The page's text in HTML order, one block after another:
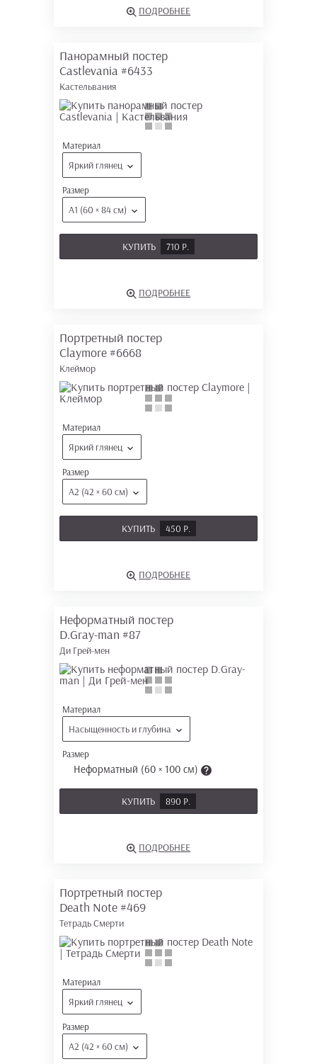
ПОДРОБНЕЕ
Панорамный постер
Castlevania #6433
Кастельвания
Материал
Яркий глянец
Размер
А1 (60 × 84 см)
КУПИТЬ 710 Р.
ПОДРОБНЕЕ
Портретный постер
Claymore #6668
Клеймор
Материал
Яркий глянец
Размер
А2 (42 × 60 см)
КУПИТЬ 450 Р.
ПОДРОБНЕЕ
Неформатный постер
D.Gray-man #87
Ди Грей-мен
Материал
Насыщенность и глубина
Размер
Неформатный (60 × 100 см)
КУПИТЬ 890 Р.
ПОДРОБНЕЕ
Портретный постер
Death Note #469
Тетрадь Смерти
Материал
Яркий глянец
Размер
А2 (42 × 60 см)